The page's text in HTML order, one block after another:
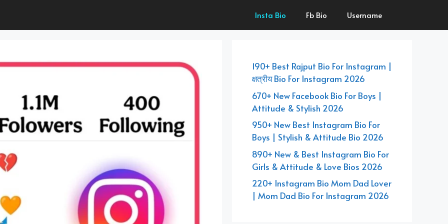
Insta Bio Fb Bio Username
190+ Best Rajput Bio For Instagram |
क्षत्रीय Bio For Instagram 2026
670+ New Facebook Bio For Boys |
Attitude & Stylish 2026
950+ New Best Instagram Bio For
Boys | Stylish & Attitude Bio 2026
890+ New & Best Instagram Bio For
Girls & Attitude & Love Bios 2026
220+ Instagram Bio Mom Dad Lover
| Mom Dad Bio For Instagram 2026